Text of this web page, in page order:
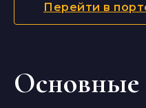
Перейти в
Основные